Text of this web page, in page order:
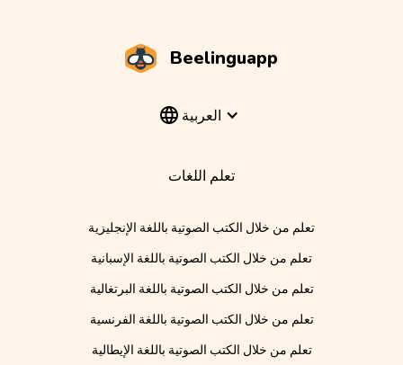
Beelinguapp
العربية
تعلم اللغات
تعلم من خلال الكتب الصوتية باللغة الإنجليزية
تعلم من خلال الكتب الصوتية باللغة الإسبانية
تعلم من خلال الكتب الصوتية باللغة البرتغالية
تعلم من خلال الكتب الصوتية باللغة الفرنسية
تعلم من خلال الكتب الصوتية باللغة الإيطالية